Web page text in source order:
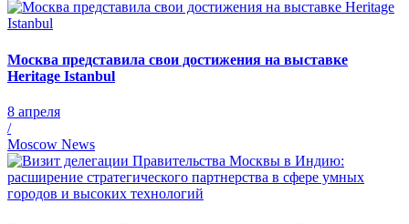
Москва представила свои достижения на выставке
Heritage Istanbul
8 апреля
/
Moscow News